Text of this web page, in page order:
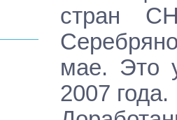
стран
мае. Это
2007 года.